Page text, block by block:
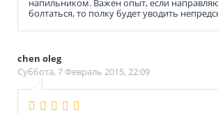
напильником. Важен опыт, если
болтаться, то полку будет уводить
chen oleg
Суббота, 7 Февраль 2015, 22:09